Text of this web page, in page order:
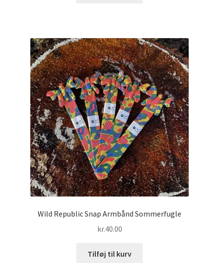
Wild Republic Snap Armbånd Sommerfugle
kr.40.00
Tilføj til kurv